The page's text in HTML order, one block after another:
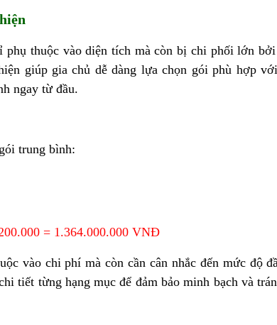
thuộc vào diện tích mà còn bị chi phối lớn
giúp gia chủ dễ dàng lựa chọn gói phù hợp
ngay từ đầu.
trung bình:
= 1.364.000.000 VNĐ
vào chi phí mà còn cần cân nhắc đến mức độ
tiết từng hạng mục để đảm bảo minh bạch và